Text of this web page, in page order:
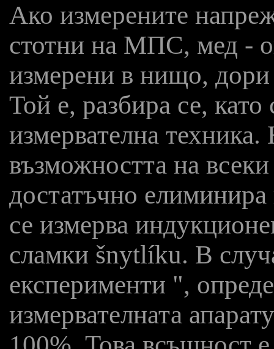
Ако измерените
стотни на МПС, мед -
измерени в нищо,
Той е, разбира се,
измервателна
възможността на
достатъчно
се измерва
сламки šnytlíku. В
експерименти ",
измервателната